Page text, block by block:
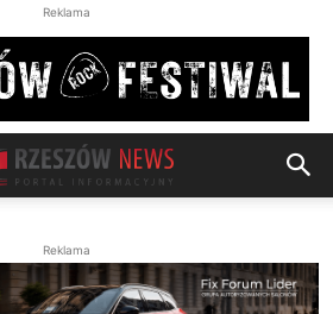
Reklama
Reklama